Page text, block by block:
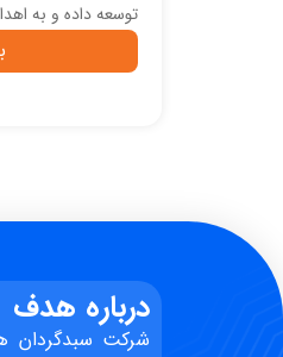
توسعه داده و به
درباره هدف
شرکت سبدگردان